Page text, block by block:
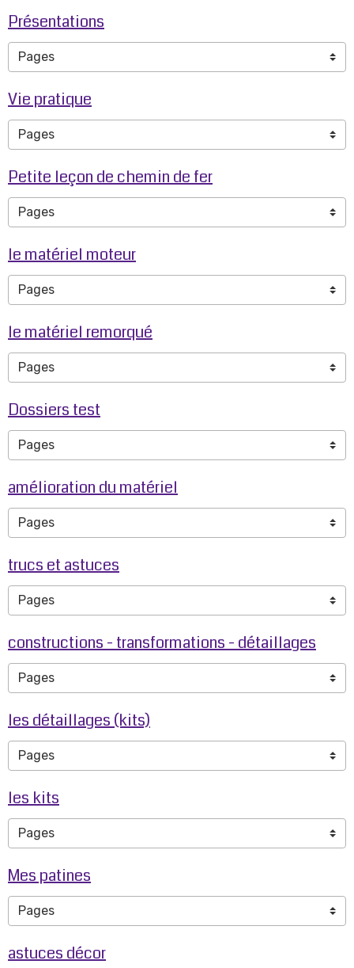
Présentations
Vie pratique
Petite leçon de chemin de fer
le matériel moteur
le matériel remorqué
Dossiers test
amélioration du matériel
trucs et astuces
constructions - transformations - détaillages
les détaillages (kits)
les kits
Mes patines
astuces décor